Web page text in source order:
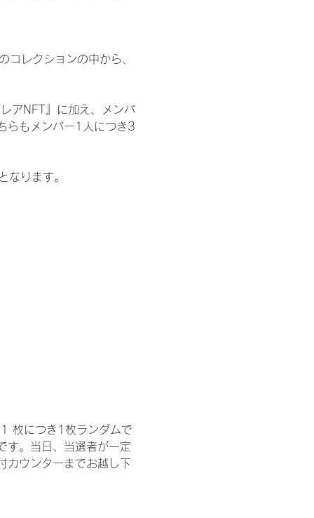
レクションの中から、
アNFT』に加え、メンバ
らもメンバー1人につき3
なります。
枚につき1枚ランダムで
す。当日、当選者が一定
カウンターまでお越し下